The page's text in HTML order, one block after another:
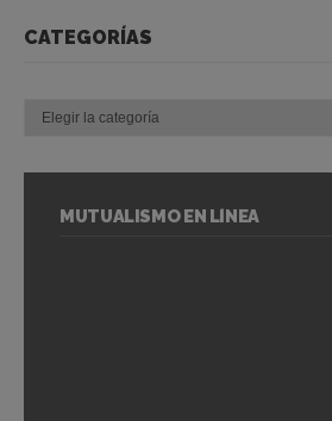
CATEGORÍAS
MUTUALISMO EN LÍNEA